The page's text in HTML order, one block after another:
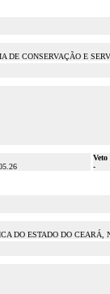
CONSERVAÇÃO E
Veto
-
DO ESTADO DO CEARÁ,